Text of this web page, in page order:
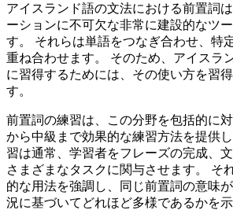
アイスランド語の文法における前置詞
ーションに不可欠な非常に建設的なツ
す。 それらは単語をつなぎ合わせ、特
重ね合わせます。 そのため、アイスラ
に習得するためには、その使い方を習
す。
前置詞の練習は、この分野を包括的に
から中級まで効果的な練習方法を提供
習は通常、学習者をフレーズの完成、
さまざまなタスクに関与させます。 そ
的な用法を強調し、同じ前置詞の意味
況に基づいてどれほど多様であるかを示